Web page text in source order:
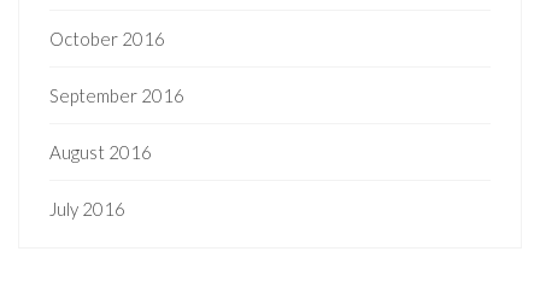
October 2016
September 2016
August 2016
July 2016